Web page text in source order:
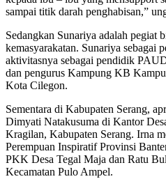
sampai titik darah penghabisan,”
Sedangkan Sunariya adalah pegiat
kemasyarakatan. Sunariya sebagai
aktivitasnya sebagai pendidik
dan pengurus Kampung KB
Kota Cilegon.
Sementara di Kabupaten Serang,
Dimyati Natakusuma di Kantor
Kragilan, Kabupaten Serang. Irna
Perempuan Inspiratif Provinsi
PKK Desa Tegal Maja dan Ratu
Kecamatan Pulo Ampel.